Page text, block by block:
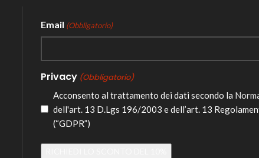
Email (Obbligatorio)
Privacy (Obbligatorio)
Acconsento al trattamento dei dati secondo la
dell'art. 13 D.Lgs 196/2003 e dell’art. 13
(“GDPR”)